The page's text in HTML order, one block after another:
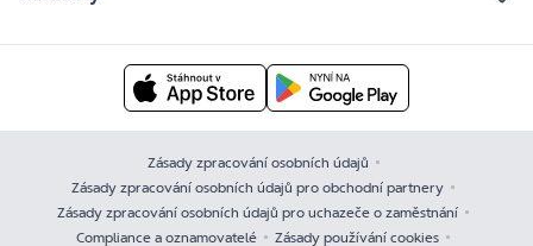
Zásady zpracování osobních údajů
Zásady zpracování osobních údajů pro obchodní partnery
Zásady zpracování osobních údajů pro uchazeče o zaměstnání
Compliance a oznamovatelé
Zásady používání cookies